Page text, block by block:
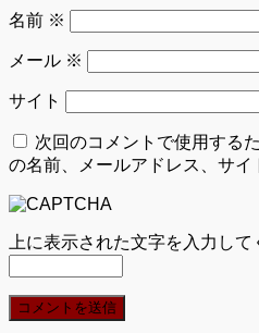
名前 ※
メール ※
サイト
次回のコメントで使用する
の名前、メールアドレス、サイ
上に表示された文字を入力して